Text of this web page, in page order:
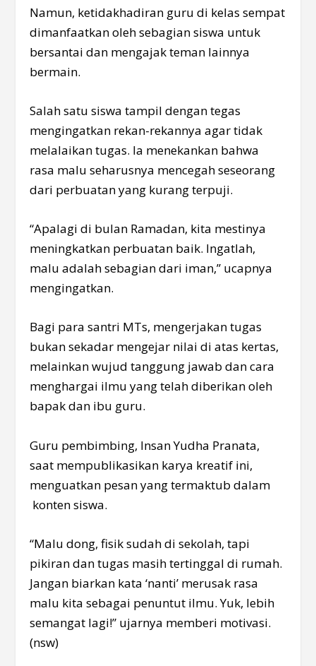
Namun, ketidakhadiran guru di kelas sempat
dimanfaatkan oleh sebagian siswa untuk
bersantai dan mengajak teman lainnya
bermain.
Salah satu siswa tampil dengan tegas
mengingatkan rekan-rekannya agar tidak
melalaikan tugas. Ia menekankan bahwa
rasa malu seharusnya mencegah seseorang
dari perbuatan yang kurang terpuji.
“Apalagi di bulan Ramadan, kita mestinya
meningkatkan perbuatan baik. Ingatlah,
malu adalah sebagian dari iman,” ucapnya
mengingatkan.
Bagi para santri MTs, mengerjakan tugas
bukan sekadar mengejar nilai di atas kertas,
melainkan wujud tanggung jawab dan cara
menghargai ilmu yang telah diberikan oleh
bapak dan ibu guru.
Guru pembimbing, Insan Yudha Pranata,
saat mempublikasikan karya kreatif ini,
menguatkan pesan yang termaktub dalam
konten siswa.
“Malu dong, fisik sudah di sekolah, tapi
pikiran dan tugas masih tertinggal di rumah.
Jangan biarkan kata ‘nanti’ merusak rasa
malu kita sebagai penuntut ilmu. Yuk, lebih
semangat lagi!” ujarnya memberi motivasi.
(nsw)